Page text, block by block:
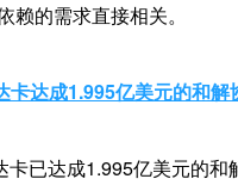
赖的需求直接相关。
卡达成1.995亿美元的和解
卡已达成1.995亿美元的和